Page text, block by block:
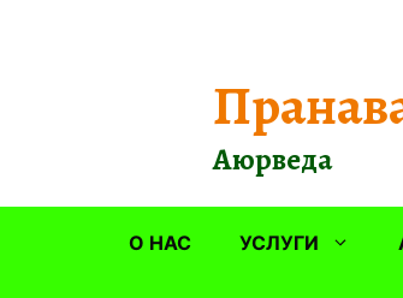
Аюрведа
О НАС УСЛУГИ